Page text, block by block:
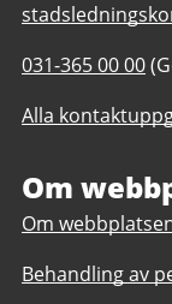
E-
till
Telefonnummer
031-365 00 00
Alla
Om
Om
Behandling av